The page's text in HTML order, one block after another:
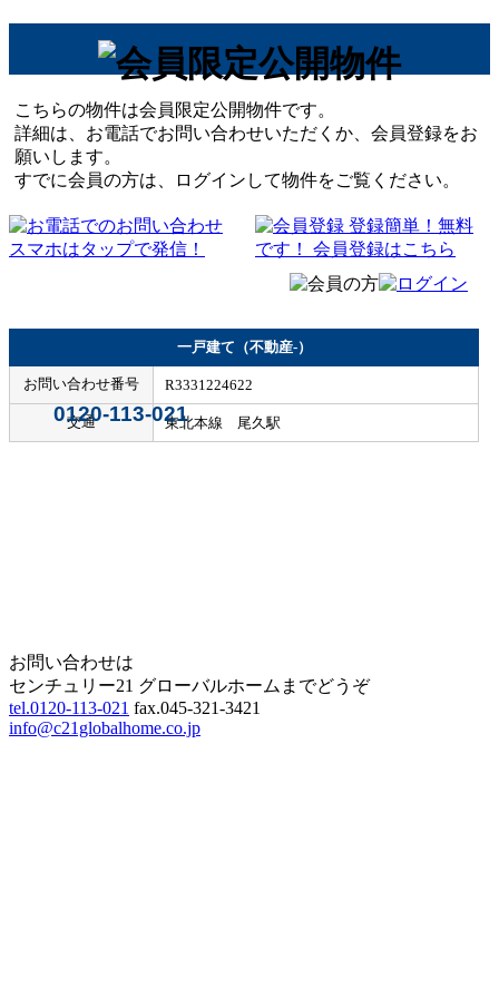
こちらの物件は会員限定公開物件です。
詳細は、お電話でお問い合わせいただくか、会員登録をお
願いします。
すでに会員の方は、ログインして物件をご覧ください。
0120-113-021
一戸建て（不動産-）
お問い合わせ番号 R3331224622
交通 東北本線 尾久駅
お問い合わせは
センチュリー21 グローバルホームまでどうぞ
tel.0120-113-021 fax.045-321-3421
info@c21globalhome.co.jp